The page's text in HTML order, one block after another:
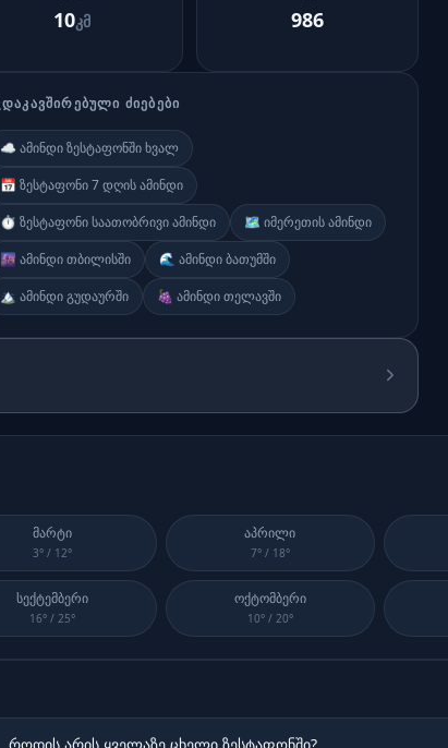
10კმ 986
ᲓᲐᲙᲐᲕᲨᲘᲠᲔᲑᲣᲚᲘ ᲫᲘᲔᲑᲔᲑᲘ
☁️ ამინდი ზესტაფონში ხვალ
📅 ზესტაფონი 7 დღის ამინდი
⏱️ ზესტაფონი საათობრივი ამინდი
🗺️ იმერეთის ამინდი
🌆 ამინდი თბილისში
🌊 ამინდი ბათუმში
🏔️ ამინდი გუდაურში
🍇 ამინდი თელავში
მარტი
3° / 12°
აპრილი
7° / 18°
სექტემბერი
16° /25°
ოქტომბერი
10° / 20°